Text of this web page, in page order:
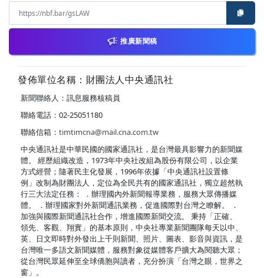
推廣新聞稿
發佈單位名稱：財團法人中央通訊社
新聞聯絡人：訊息服務核稿員
聯絡電話：02-25051180
聯絡信箱： timtimcna@mail.cna.com.tw
中央通訊社是中華民國的國家通訊社，是台灣最具影響力的新聞媒
體。 經歷組織改造，1973年中央社改組為股份有限公司，以企業
方式經營；隨著民主化發展，1996年依據「中央通訊社設置條
例」改制為財團法人，定位為全民共有的國家通訊社，獨立超然執
行三大法定任務： ．辦理國內外新聞報導業務，服務大眾傳播媒
體。 ．辦理國家對外新聞通訊業務，促進國際對台灣之瞭解。 ．
加強與國際新聞通訊社合作，增進國際新聞交流。 秉持「正確、
領先、客觀、翔實」的基本原則，中央社專業新聞團隊每天以中、
英、日文即時對外發出上千則新聞、照片、圖表、影音與資訊，是
台灣唯一多語文新聞媒體，服務對象從媒體客戶擴大為閱聽大眾；
從台灣民眾延伸至全球僑胞與讀者，充分扮演「台灣之眼，世界之
窗」。